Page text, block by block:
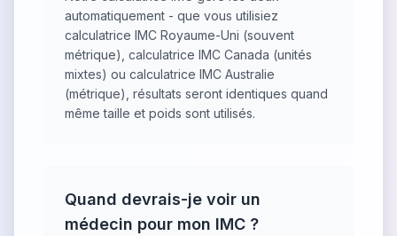
automatiquement - que vous utilisiez
calculatrice IMC Royaume-Uni (souvent
métrique), calculatrice IMC Canada (unités
mixtes) ou calculatrice IMC Australie
(métrique), résultats seront identiques quand
même taille et poids sont utilisés.
Quand devrais-je voir un
médecin pour mon IMC ?